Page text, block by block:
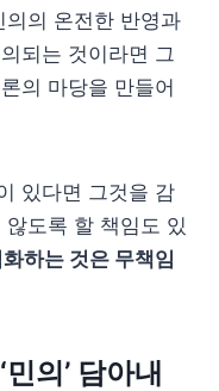
의 온전한 반영과
되는 것이라면 그
의 마당을 만들어
있다면 그것을 감
도록 할 책임도 있
하는 것은 무책임
의’ 담아내